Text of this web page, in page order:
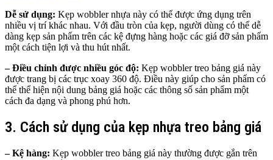
Dễ sử dụng: Kẹp wobbler nhựa này có thể được ứng dụng trên
nhiều vị trí khác nhau. Với đầu tròn của kẹp, người dùng có thể dễ
dàng kẹp sản phẩm trên các kệ đựng hàng hoặc các giá đỡ sản phẩm
một cách tiện lợi và thu hút nhất.
– Điều chỉnh được nhiều góc độ: Kẹp wobbler treo bảng giá này
được trang bị các trục xoay 360 độ. Điều này giúp cho sản phẩm có
thể thể hiện nội dung bảng giá hoặc các thông số sản phẩm một
cách đa dạng và phong phú hơn.
3. Cách sử dụng của kẹp nhựa treo bảng giá
– Kệ hàng: Kẹp wobbler treo bảng giá này thường được gắn trên